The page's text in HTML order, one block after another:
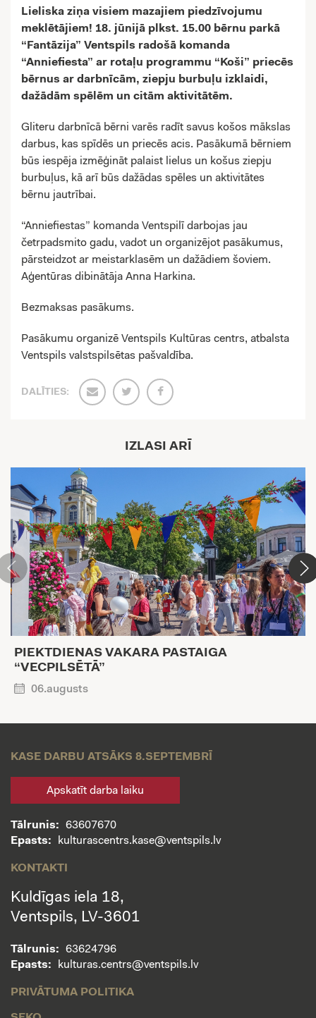
Lieliska ziņa visiem mazajiem piedzīvojumu
meklētājiem! 18. jūnijā plkst. 15.00 bērnu parkā
“Fantāzija” Ventspils radošā komanda
“Anniefiesta” ar rotaļu programmu “Koši” priecēs
bērnus ar darbnīcām, ziepju burbuļu izklaidi,
dažādām spēlēm un citām aktivitātēm.
Gliteru darbnīcā bērni varēs radīt savus košos mākslas
darbus, kas spīdēs un priecēs acis. Pasākumā bērniem
būs iespēja izmēģināt palaist lielus un košus ziepju
burbuļus, kā arī būs dažādas spēles un aktivitātes
bērnu jautrībai.
“Anniefiestas” komanda Ventspilī darbojas jau
četrpadsmito gadu, vadot un organizējot pasākumus,
pārsteidzot ar meistarklasēm un dažādiem šoviem.
Aģentūras dibinātāja Anna Harkina.
Bezmaksas pasākums.
Pasākumu organizē Ventspils Kultūras centrs, atbalsta
Ventspils valstspilsētas pašvaldība.
DALĪTIES:
IZLASI ARĪ
PIEKTDIENAS VAKARA PASTAIGA
“VECPILSĒTĀ”
06.augusts
KASE DARBU ATSĀKS 8.SEPTEMBRĪ
Apskatīt darba laiku
Tālrunis:
63607670
Epasts:
kulturascentrs.kase@ventspils.lv
KONTAKTI
Kuldīgas iela 18,
Ventspils, LV-3601
Tālrunis:
63624796
Epasts:
kulturas.centrs@ventspils.lv
PRIVĀTUMA POLITIKA